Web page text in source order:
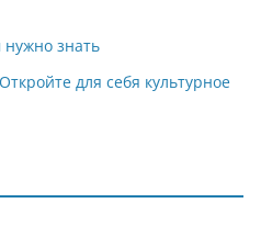
знать
для себя культурное